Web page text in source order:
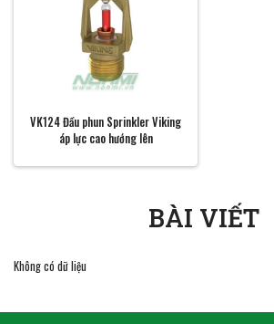
VK124 Đầu phun Sprinkler Viking
áp lực cao hướng lên
BÀI VIẾT
Không có dữ liệu